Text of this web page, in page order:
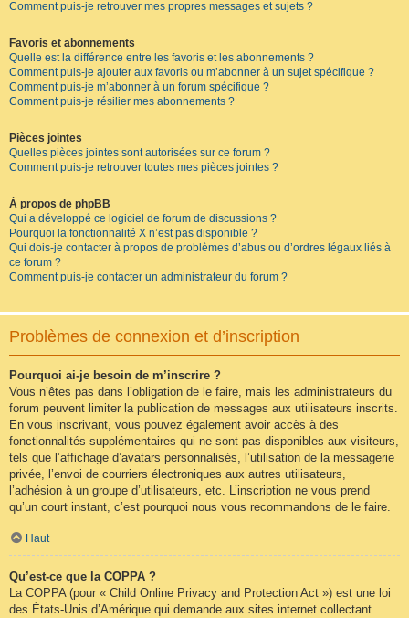
Comment puis-je retrouver mes propres messages et sujets ?
Favoris et abonnements
Quelle est la différence entre les favoris et les abonnements ?
Comment puis-je ajouter aux favoris ou m’abonner à un sujet spécifique ?
Comment puis-je m’abonner à un forum spécifique ?
Comment puis-je résilier mes abonnements ?
Pièces jointes
Quelles pièces jointes sont autorisées sur ce forum ?
Comment puis-je retrouver toutes mes pièces jointes ?
À propos de phpBB
Qui a développé ce logiciel de forum de discussions ?
Pourquoi la fonctionnalité X n’est pas disponible ?
Qui dois-je contacter à propos de problèmes d’abus ou d’ordres légaux liés à
ce forum ?
Comment puis-je contacter un administrateur du forum ?
Problèmes de connexion et d’inscription
Pourquoi ai-je besoin de m’inscrire ?
Vous n’êtes pas dans l’obligation de le faire, mais les administrateurs du
forum peuvent limiter la publication de messages aux utilisateurs inscrits.
En vous inscrivant, vous pouvez également avoir accès à des
fonctionnalités supplémentaires qui ne sont pas disponibles aux visiteurs,
tels que l’affichage d’avatars personnalisés, l’utilisation de la messagerie
privée, l’envoi de courriers électroniques aux autres utilisateurs,
l’adhésion à un groupe d’utilisateurs, etc. L’inscription ne vous prend
qu’un court instant, c’est pourquoi nous vous recommandons de le faire.
Haut
Qu’est-ce que la COPPA ?
La COPPA (pour « Child Online Privacy and Protection Act ») est une loi
des États-Unis d’Amérique qui demande aux sites internet collectant